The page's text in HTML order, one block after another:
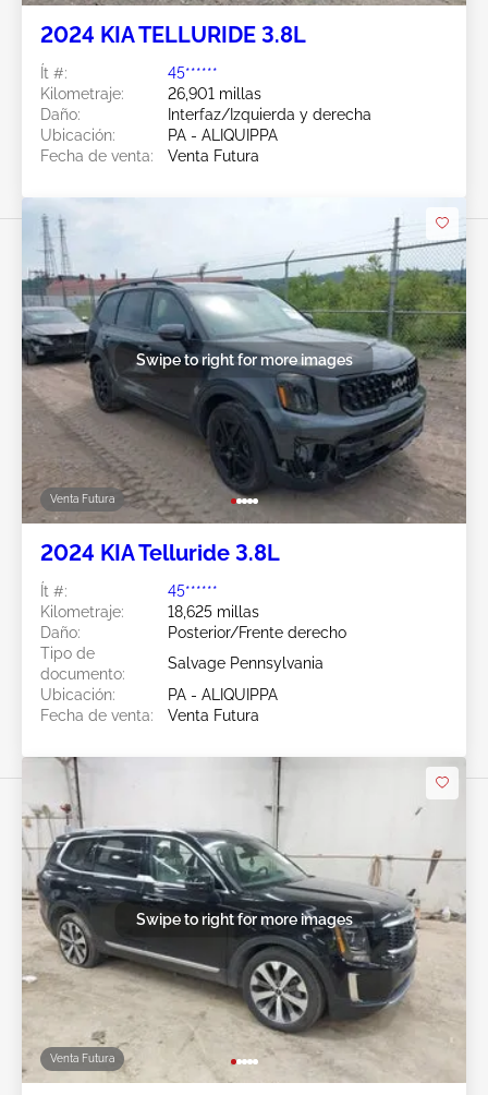
2024 KIA TELLURIDE 3.8L
Ít #:
45******
Kilometraje:
26,901 millas
Daño:
Interfaz/Izquierda y derecha
Ubicación:
PA - ALIQUIPPA
Fecha de venta:
Venta Futura
Venta Futura
Swipe to right for more images
2024 KIA Telluride 3.8L
Ít #:
45******
Kilometraje:
18,625 millas
Daño:
Posterior/Frente derecho
Tipo de
documento:
Salvage Pennsylvania
Ubicación:
PA - ALIQUIPPA
Fecha de venta:
Venta Futura
Venta Futura
Swipe to right for more images